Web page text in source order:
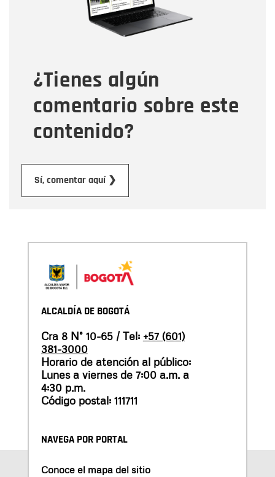
¿Tienes algún
comentario sobre este
contenido?
Sí, comentar aquí ❯
Tipo de comentario
Mensaje
ALCALDÍA DE BOGOTÁ
Cra 8 N° 10-65 / Tel: +57 (601)
381-3000
Horario de atención al público:
Lunes a viernes de 7:00 a.m. a
4:30 p.m.
Código postal: 111711
NAVEGA POR PORTAL
Conoce el mapa del sitio